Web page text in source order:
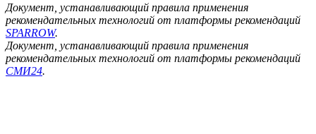
Документ, устанавливающий правила применения
рекомендательных технологий от платформы рекомендаций
SPARROW.
Документ, устанавливающий правила применения
рекомендательных технологий от платформы рекомендаций
СМИ24.